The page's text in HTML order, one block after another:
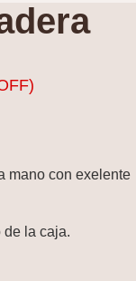
mano con exelente
de la caja.